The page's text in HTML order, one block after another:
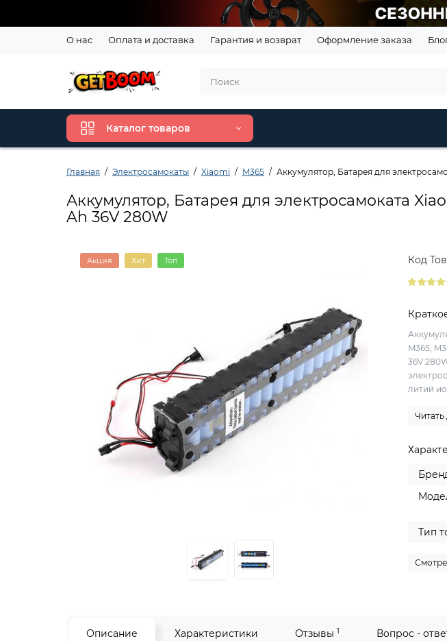
О нас Оплата и доставка Гарантия и возврат Оформление заказа
Каталог товаров
Главная Электросамокаты Xiaomi M365 Аккумулятор, Батарея для
Аккумулятор, Батарея для электросамоката
Ah 36V 280W
Акция Хит Топ Код
M365,
36V
литий
Читать
Тип
Описание Характеристики Отзывы 1 Вопрос -